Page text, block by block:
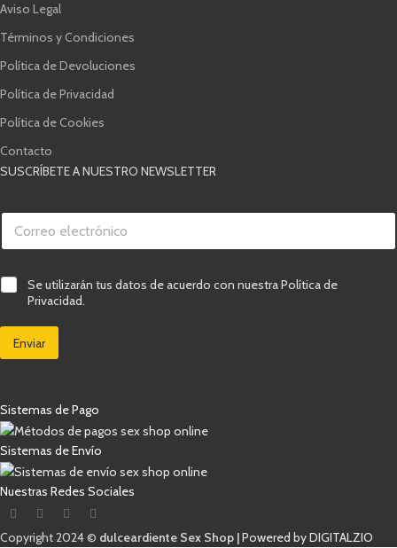
Aviso Legal
Términos y Condiciones
Política de Devoluciones
Política de Privacidad
Política de Cookies
Contacto
SUSCRÍBETE A NUESTRO NEWSLETTER
i
i
c
c
ó
a
s
i
l
l
a
s
r
o
d
C
r
o
C
r
e
o
l
c
n
i
c
o
*
C
i
l
d
e
v
e
r
i
f
a
Se utilizarán tus datos de acuerdo con nuestra Política de
Privacidad.
Enviar
Sistemas de Pago
Sistemas de Envío
Nuestras Redes Sociales
Copyright 2024 © dulceardiente Sex Shop |Powered by DIGITALZIO